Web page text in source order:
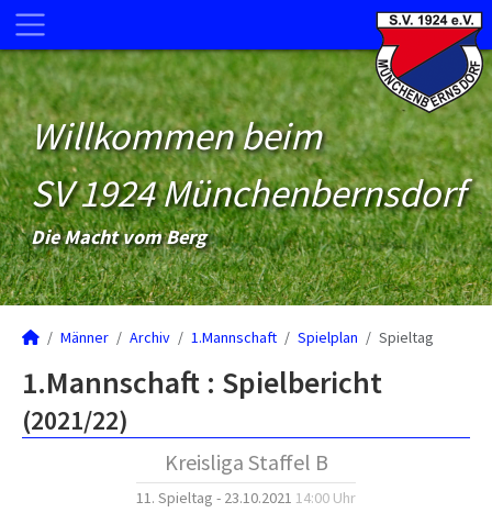
Willkommen beim
SV 1924 Münchenbernsdorf
Die Macht vom Berg
Männer Archiv 1.Mannschaft Spielplan Spieltag
1.Mannschaft : Spielbericht
(2021/22)
Kreisliga Staffel B
11. Spieltag - 23.10.2021 14:00 Uhr